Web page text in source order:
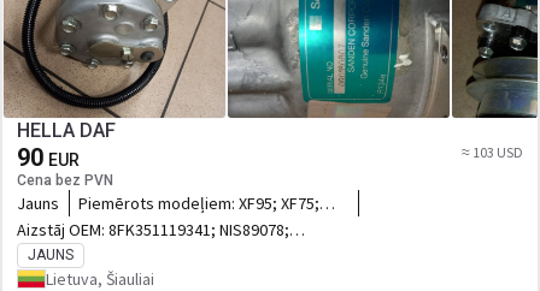
HELLA DAF
90 EUR
Cena bez PVN
≈ 103 USD
Jauns Piemērots modeļiem: XF95; XF75;
XF85; CF75; CF85 2VNT IN STOCK
Aizstāj OEM: 8FK351119341; NIS89078;
1638737; 1444295; 1334169; 1264800;
1251063
JAUNS
Lietuva, Šiauliai